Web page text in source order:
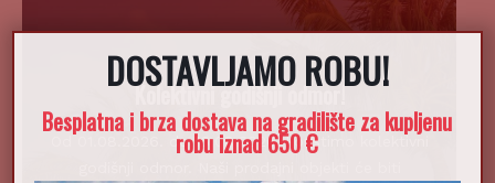
Kolektivni godišnji odmor!
Od 01.08.2026. do 16.08.2026. koristimo kolektivni
DOSTAVLJAMO ROBU!
Besplatna i brza dostava na gradilište za kupljenu
robu iznad 650 €